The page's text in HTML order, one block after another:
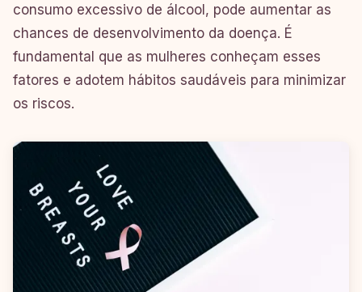
consumo excessivo de álcool, pode aumentar as
chances de desenvolvimento da doença. É
fundamental que as mulheres conheçam esses
fatores e adotem hábitos saudáveis para minimizar
os riscos.